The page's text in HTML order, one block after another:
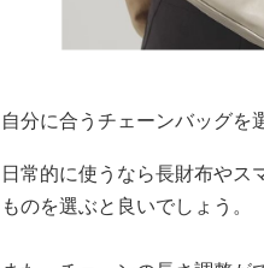
自分に合うチェーンバッグを
日常的に使うなら長財布やス
ものを選ぶと良いでしょう。